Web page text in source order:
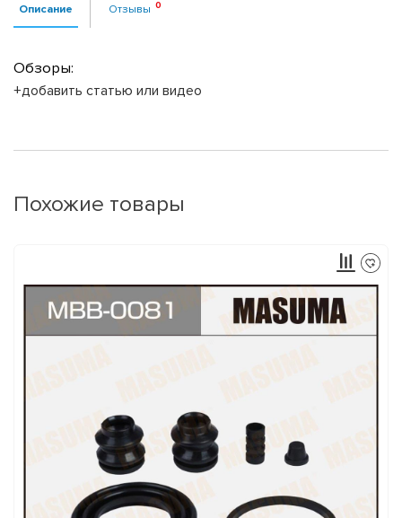
Описание Отзывы
Обзоры:
+добавить статью или видео
Похожие товары